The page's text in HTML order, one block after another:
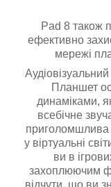
Pad 8 також
ефективно
мережі
Планшет
динаміками,
всебічне
приголомшлива
у віртуальні
ви в
захоплюючим